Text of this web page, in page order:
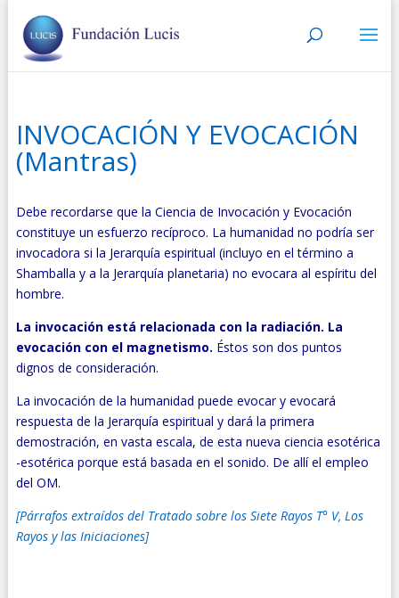
INVOCACIÓN Y EVOCACIÓN
(Mantras)
Debe recordarse que la Ciencia de Invocación y Evocación
constituye un esfuerzo recíproco. La humanidad no podría ser
invocadora si la Jerarquía espiritual (incluyo en el término a
Shamballa y a la Jerarquía planetaria) no evocara al espíritu del
hombre.
La invocación está relacionada con la radiación. La
evocación con el magnetismo. Éstos son dos puntos
dignos de consideración.
La invocación de la humanidad puede evocar y evocará
respuesta de la Jerarquía espiritual y dará la primera
demostración, en vasta escala, de esta nueva ciencia esotérica
-esotérica porque está basada en el sonido. De allí el empleo
del OM.
[Párrafos extraídos del Tratado sobre los Siete Rayos T° V, Los
Rayos y las Iniciaciones]